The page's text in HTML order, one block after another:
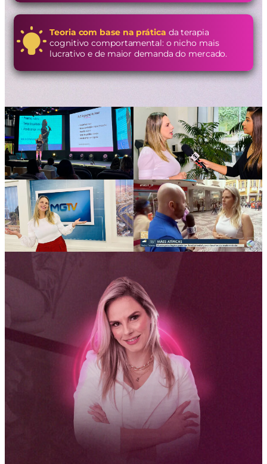
Teoria com base na prática da terapia
cognitivo comportamental: o nicho mais
lucrativo e de maior demanda do mercado.